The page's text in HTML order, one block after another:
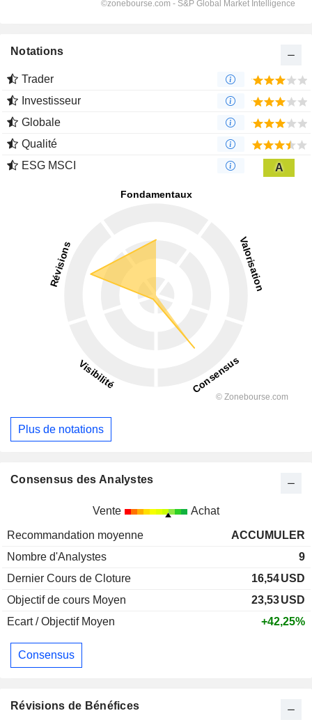
Notations
Trader
Investisseur
Globale
Qualité
ESG MSCI
A
Plus de notations
Consensus des Analystes
Vente Achat
Recommandation moyenne
ACCUMULER
Nombre d'Analystes
9
Dernier Cours de Cloture
16,54USD
Objectif de cours Moyen
23,53USD
Ecart / Objectif Moyen
+42,25%
Consensus
Révisions de Bénéfices